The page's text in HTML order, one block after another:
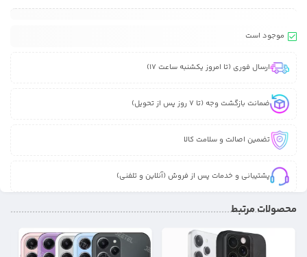
موجود است
ارسال فوری (تا امروز یکشنبه ساعت 17)
ضمانت بازگشت وجه (تا 7 روز پس از تحویل)
تضمین اصالت و سلامت کالا
پشتیبانی و خدمات پس از فروش (آنلاین و تلفنی)
محصولات مرتبط